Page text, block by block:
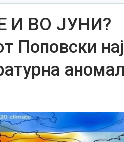
И ВО ЈУНИ?
Поповски